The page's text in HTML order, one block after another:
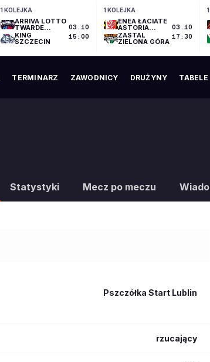
1 KOLEJKA
ARRIVA LOTTO
TWARDE
PIERNIKI
TORUŃ
KING
SZCZECIN
03.10
15:00
1 KOLEJKA
ENEA ŁACIATE
ASTORIA
BYDGOSZCZ
ZASTAL
ZIELONA GÓRA
03.10
17:30
TERMINARZ ZAWODNICY DRUŻYNY TABELE
Statystyki Mecz po meczu
Pszczółka Start Lublin
rzucający